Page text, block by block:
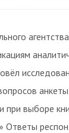
при выборе
Ответы